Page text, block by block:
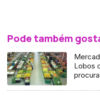
Pode também
Lobos